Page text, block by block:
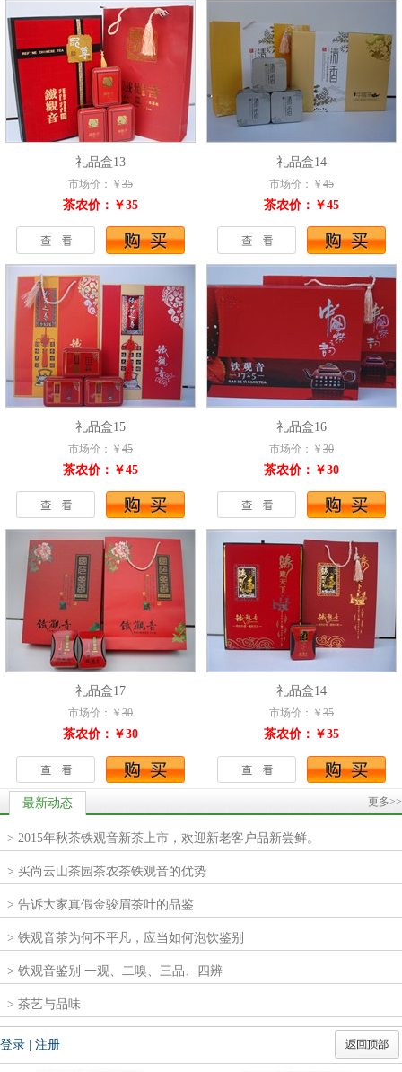
礼品盒13
市场价：￥ 35
茶农价：￥35
礼品盒14
市场价：￥ 45
茶农价：￥45
礼品盒15
市场价：￥ 45
茶农价：￥45
礼品盒16
市场价：￥ 30
茶农价：￥30
礼品盒17
市场价：￥ 30
茶农价：￥30
礼品盒14
市场价：￥ 35
茶农价：￥35
最新动态 更多>>
> 2015年秋茶铁观音新茶上市，欢迎新老客户品新尝鲜。
> 买尚云山茶园茶农茶铁观音的优势
> 告诉大家真假金骏眉茶叶的品鉴
> 铁观音茶为何不平凡，应当如何泡饮鉴别
> 铁观音鉴别 一观、二嗅、三品、四辨
> 茶艺与品味
登录 | 注册